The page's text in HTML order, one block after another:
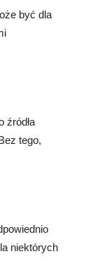
być dla
źródła
tego,
niektórych